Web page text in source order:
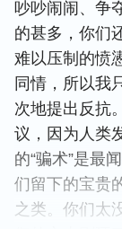
吵吵闹闹、争
的甚多，你们
难以压制的愤
同情，所以我
次地提出反抗
议，因为人类
的“骗术”是最
们留下的宝贵
之类。你们太